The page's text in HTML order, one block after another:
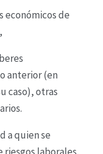
económicos de
anterior (en
caso), otras
a quien se